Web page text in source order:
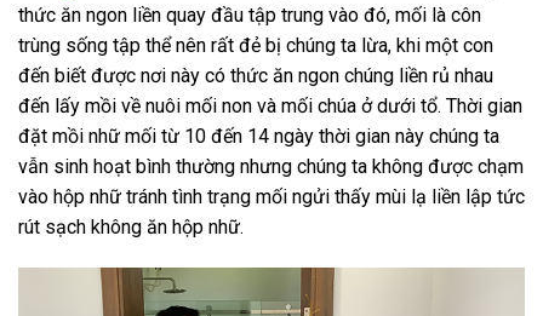
thức ăn ngon liền quay đầu tập trung vào đó, mối là côn
trùng sống tập thể nên rất đẻ bị chúng ta lừa, khi một con
đến biết được nơi này có thức ăn ngon chúng liền rủ nhau
đến lấy mồi về nuôi mối non và mối chúa ở dưới tổ. Thời gian
đặt mồi nhữ mối từ 10 đến 14 ngày thời gian này chúng ta
vẫn sinh hoạt bình thường nhưng chúng ta không được chạm
vào hộp nhữ tránh tình trạng mối ngửi thấy mùi lạ liền lập tức
rút sạch không ăn hộp nhữ.